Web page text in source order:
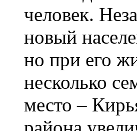
человек.
новый
но при его
несколько
место –